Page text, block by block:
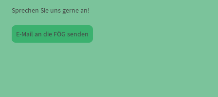
Sprechen Sie uns gerne an!
E-Mail an die FÖG senden